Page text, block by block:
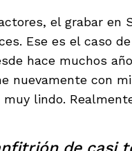
el grabar en
Ese es el caso
hace muchos
nuevamente con
muy lindo.